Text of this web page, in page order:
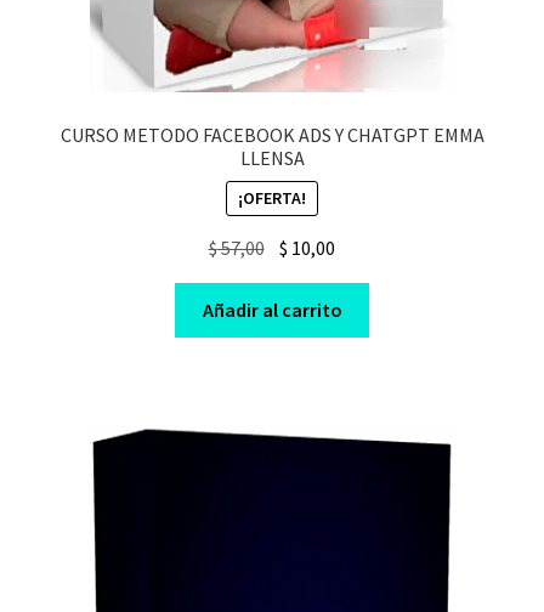
CURSO METODO FACEBOOK ADS Y CHATGPT EMMA
LLENSA
¡OFERTA!
$57,00 Original
price
was:
$ 57,00.
$ 10,00
price
is:
$ 10,00.
Añadir al carrito